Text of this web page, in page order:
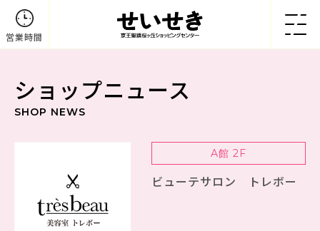
営業時間
ショップニュース
SHOP NEWS
A館 2F
ビューテサロン トレボー